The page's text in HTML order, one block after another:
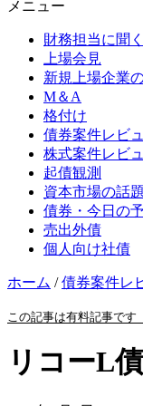
メニュー
財務担当に聞く
上場会見
新規上場企業
M＆A
格付け
債券案件レビ
株式案件レビ
起債観測
資本市場の話題
債券・今日の
売出外債
個人向け社債
ホーム /債券案件レ
この記事は有料記事です
リコーL